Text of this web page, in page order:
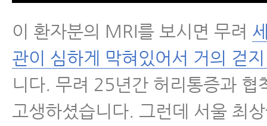
이 환자분의 MRI를 보시면 무려
관이 심하게 막혀있어서 거의 걷
니다. 무려 25년간 허리통증과 협
고생하셨습니다. 그런데 서울 최